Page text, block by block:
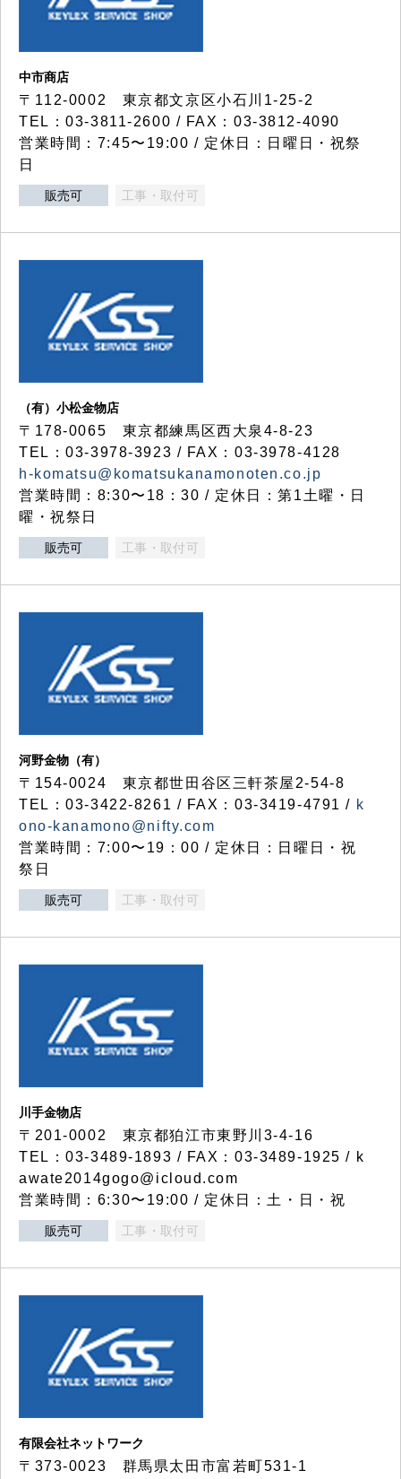
中市商店
〒112-0002 東京都文京区小石川1-25-2
TEL：03-3811-2600 / FAX：03-3812-4090
営業時間：7:45〜19:00 / 定休日：日曜日・祝祭
日
販売可 工事・取付可
（有）小松金物店
〒178-0065 東京都練馬区西大泉4-8-23
TEL：03-3978-3923 / FAX：03-3978-4128
h-komatsu@komatsukanamonoten.co.jp
営業時間：8:30〜18：30 / 定休日：第1土曜・日
曜・祝祭日
販売可 工事・取付可
河野金物（有）
〒154-0024 東京都世田谷区三軒茶屋2-54-8
TEL：03-3422-8261 / FAX：03-3419-4791 / k
ono-kanamono@nifty.com
営業時間：7:00〜19：00 / 定休日：日曜日・祝
祭日
販売可 工事・取付可
川手金物店
〒201-0002 東京都狛江市東野川3-4-16
TEL：03-3489-1893 / FAX：03-3489-1925 / k
awate2014gogo@icloud.com
営業時間：6:30〜19:00 / 定休日：土・日・祝
販売可 工事・取付可
有限会社ネットワーク
〒373-0023 群馬県太田市富若町531-1